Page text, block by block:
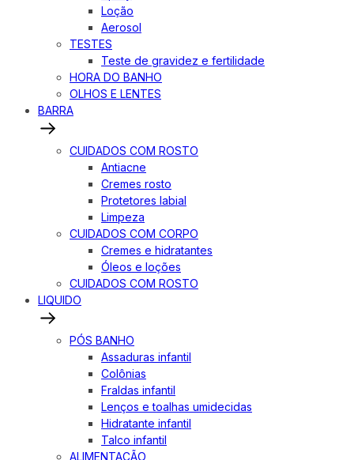
Loção
Aerosol
TESTES
Teste de gravidez e fertilidade
HORA DO BANHO
OLHOS E LENTES
BARRA
CUIDADOS COM ROSTO
Antiacne
Cremes rosto
Protetores labial
Limpeza
CUIDADOS COM CORPO
Cremes e hidratantes
Óleos e loções
CUIDADOS COM ROSTO
LIQUIDO
PÓS BANHO
Assaduras infantil
Colônias
Fraldas infantil
Lenços e toalhas umidecidas
Hidratante infantil
Talco infantil
ALIMENTAÇÃO